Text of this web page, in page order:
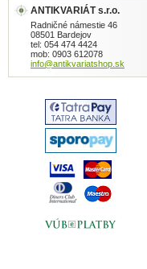
ANTIKVARIÁT s.r.o.
Radničné námestie 46
08501 Bardejov
tel: 054 474 4424
mob: 0903 612078
info@antikvariatshop.sk